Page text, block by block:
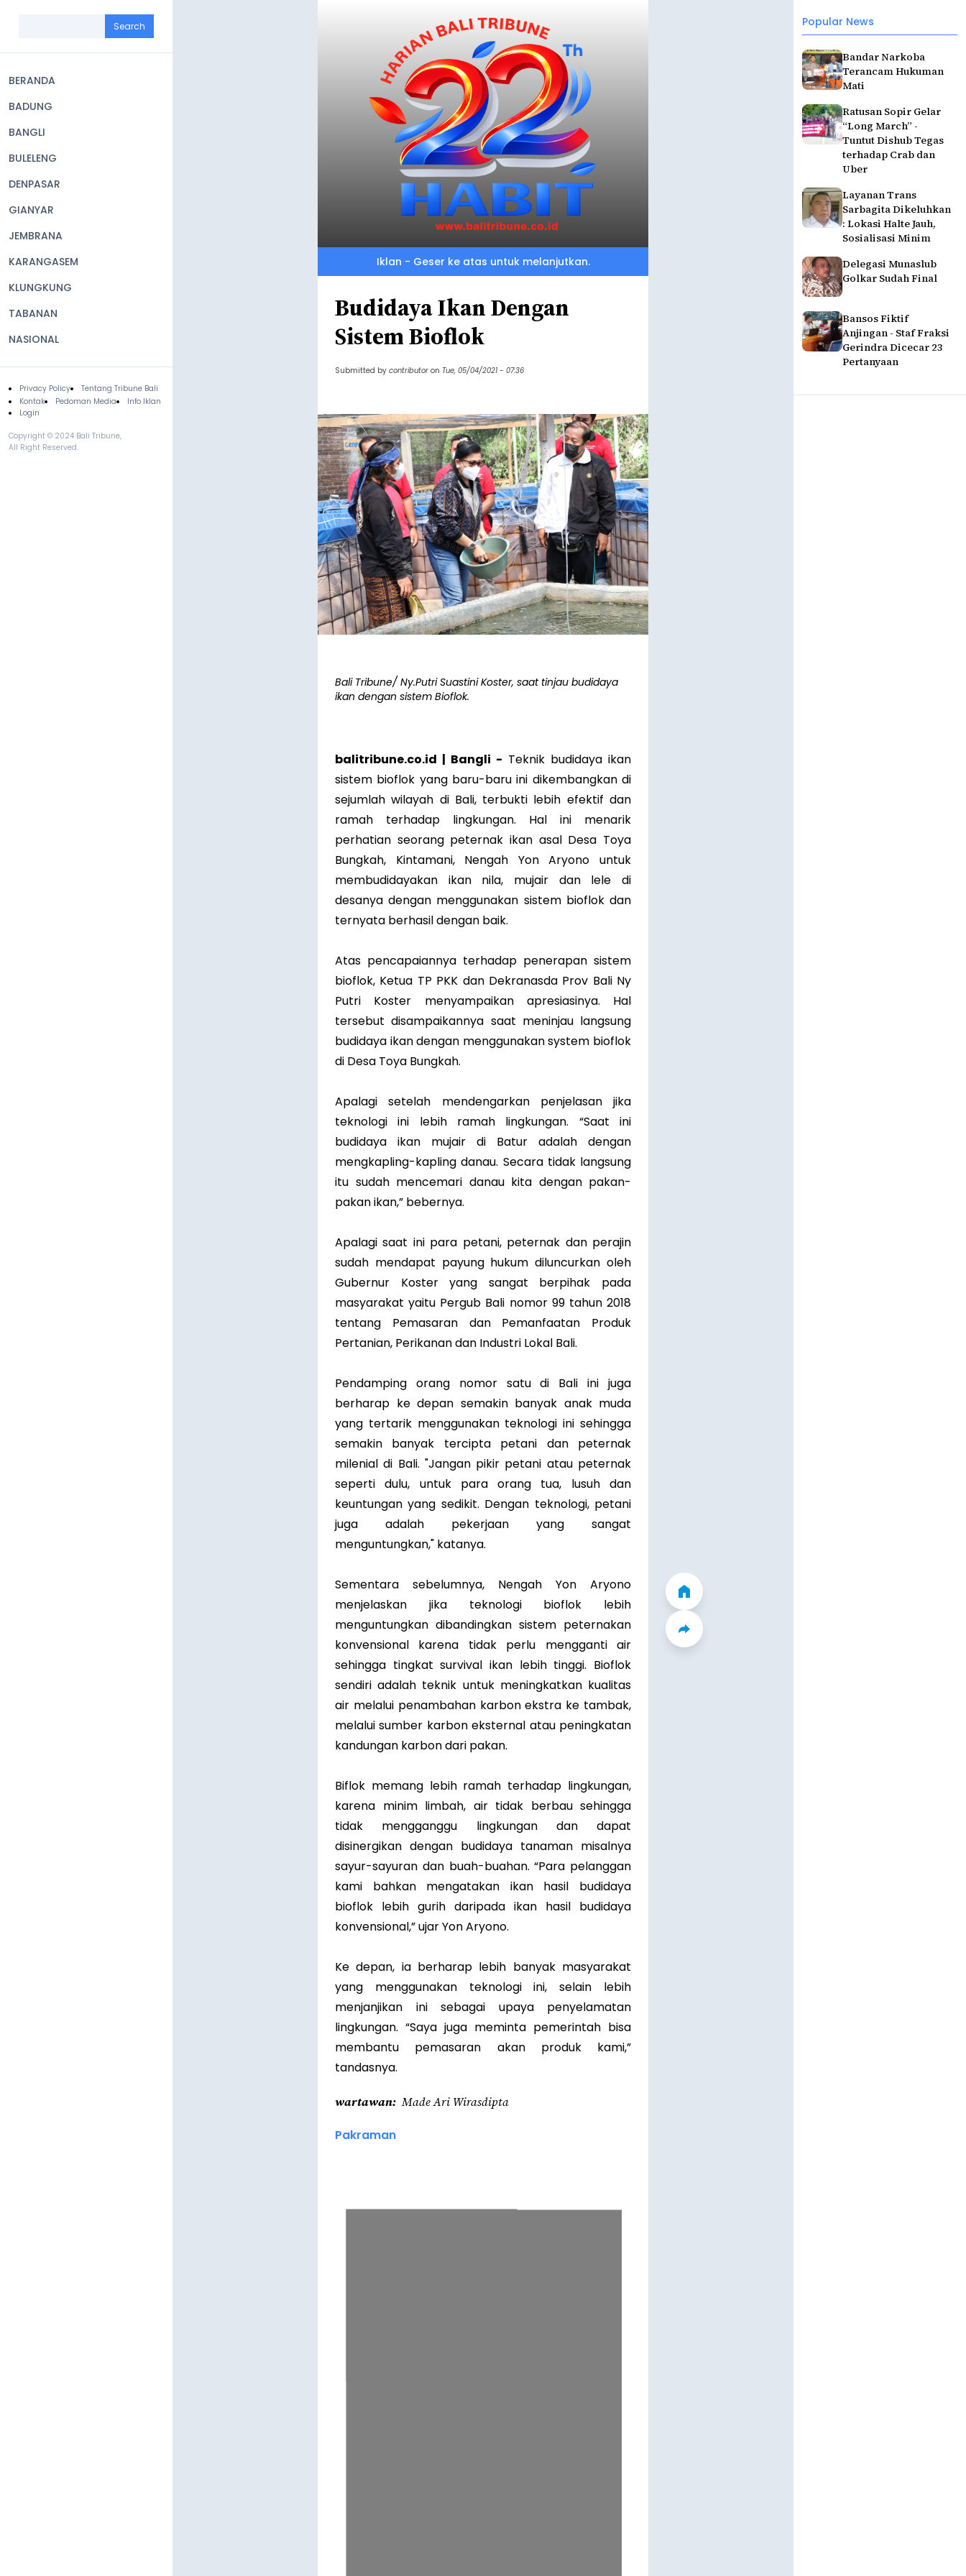
navigation
BERANDA
BADUNG
BANGLI
BULELENG
DENPASAR
GIANYAR
JEMBRANA
KARANGASEM
KLUNGKUNG
TABANAN
NASIONAL
Footer
Privacy Policy
Tentang Tribune Bali
Kontak
Pedoman Media
Info Iklan
Login
Copyright © 2024 Bali Tribune,
All Right Reserved.
Popular News
Bandar Narkoba
Terancam Hukuman
Mati
Ratusan Sopir Gelar
“Long March” -
Tuntut Dishub Tegas
terhadap Crab dan
Uber
Layanan Trans
Sarbagita Dikeluhkan
: Lokasi Halte Jauh,
Sosialisasi Minim
Delegasi Munaslub
Golkar Sudah Final
Bansos Fiktif
Anjingan - Staf Fraksi
Gerindra Dicecar 23
Pertanyaan
Iklan - Geser ke atas untuk melanjutkan.
Budidaya Ikan Dengan
Sistem Bioflok
Submitted by contributor on Tue, 05/04/2021 - 07:36
Bali Tribune/ Ny.Putri Suastini Koster, saat tinjau budidaya
ikan dengan sistem Bioflok.
balitribune.co.id | Bangli - Teknik budidaya ikan
sistem bioflok yang baru-baru ini dikembangkan di
sejumlah wilayah di Bali, terbukti lebih efektif dan
ramah terhadap lingkungan. Hal ini menarik
perhatian seorang peternak ikan asal Desa Toya
Bungkah, Kintamani, Nengah Yon Aryono untuk
membudidayakan ikan nila, mujair dan lele di
desanya dengan menggunakan sistem bioflok dan
ternyata berhasil dengan baik.
Atas pencapaiannya terhadap penerapan sistem
bioflok, Ketua TP PKK dan Dekranasda Prov Bali Ny
Putri Koster menyampaikan apresiasinya. Hal
tersebut disampaikannya saat meninjau langsung
budidaya ikan dengan menggunakan system bioflok
di Desa Toya Bungkah.
Apalagi setelah mendengarkan penjelasan jika
teknologi ini lebih ramah lingkungan. “Saat ini
budidaya ikan mujair di Batur adalah dengan
mengkapling-kapling danau. Secara tidak langsung
itu sudah mencemari danau kita dengan pakan-
pakan ikan,” bebernya.
Apalagi saat ini para petani, peternak dan perajin
sudah mendapat payung hukum diluncurkan oleh
Gubernur Koster yang sangat berpihak pada
masyarakat yaitu Pergub Bali nomor 99 tahun 2018
tentang Pemasaran dan Pemanfaatan Produk
Pertanian, Perikanan dan Industri Lokal Bali.
Pendamping orang nomor satu di Bali ini juga
berharap ke depan semakin banyak anak muda
yang tertarik menggunakan teknologi ini sehingga
semakin banyak tercipta petani dan peternak
milenial di Bali. "Jangan pikir petani atau peternak
seperti dulu, untuk para orang tua, lusuh dan
keuntungan yang sedikit. Dengan teknologi, petani
juga adalah pekerjaan yang sangat
menguntungkan," katanya.
Sementara sebelumnya, Nengah Yon Aryono
menjelaskan jika teknologi bioflok lebih
menguntungkan dibandingkan sistem peternakan
konvensional karena tidak perlu mengganti air
sehingga tingkat survival ikan lebih tinggi. Bioflok
sendiri adalah teknik untuk meningkatkan kualitas
air melalui penambahan karbon ekstra ke tambak,
melalui sumber karbon eksternal atau peningkatan
kandungan karbon dari pakan.
Biflok memang lebih ramah terhadap lingkungan,
karena minim limbah, air tidak berbau sehingga
tidak mengganggu lingkungan dan dapat
disinergikan dengan budidaya tanaman misalnya
sayur-sayuran dan buah-buahan. “Para pelanggan
kami bahkan mengatakan ikan hasil budidaya
bioflok lebih gurih daripada ikan hasil budidaya
konvensional,” ujar Yon Aryono.
Ke depan, ia berharap lebih banyak masyarakat
yang menggunakan teknologi ini, selain lebih
menjanjikan ini sebagai upaya penyelamatan
lingkungan. “Saya juga meminta pemerintah bisa
membantu pemasaran akan produk kami,”
tandasnya.
wartawan Made Ari Wirasdipta
Pakraman